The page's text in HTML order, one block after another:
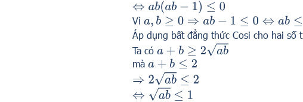
⇔a b(ab−1 )≤ 0
Vì a,b≥ 0⇒ ab −1 ≤0⇔a b≤ 1
Áp dụng bất đẳng thức Cosi cho hai số
Ta có a+b≥2 ab
mà a+b≤2
⇒2 ab≤2
⇔a b ≤1